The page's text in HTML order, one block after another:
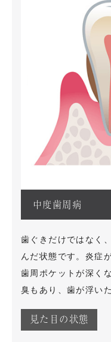
中度歯周病
歯ぐきだけではなく
んだ状態です。炎症
歯周ポケットが深く
臭もあり、歯が浮い
見た目の状態